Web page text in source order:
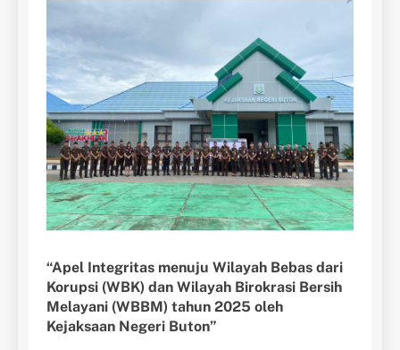
“Apel Integritas menuju Wilayah Bebas dari
Korupsi (WBK) dan Wilayah Birokrasi Bersih
Melayani (WBBM) tahun 2025 oleh
Kejaksaan Negeri Buton”